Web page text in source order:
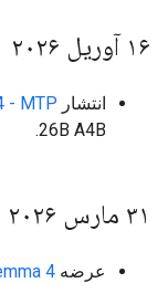
۱۶ آوریل ۲۰۲۶
انتشار - MTP
26B A4B.
۳۱ مارس ۲۰۲۶
عرضه 4